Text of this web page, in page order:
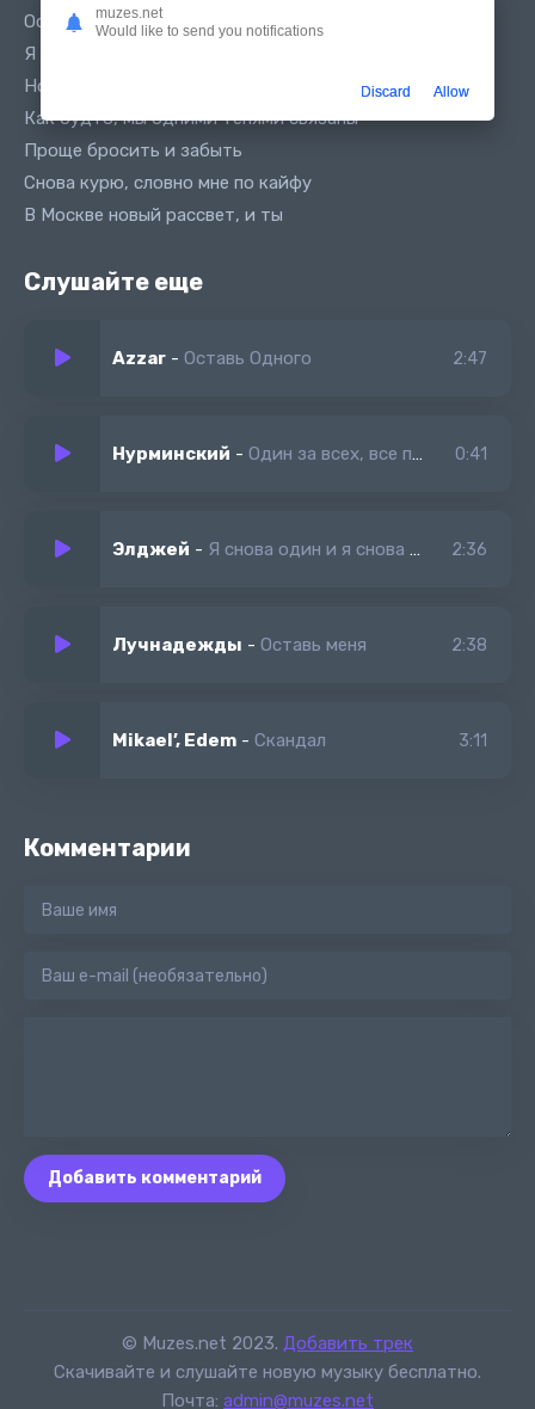
Оставь меня одного
Я хочу побыть один
Но мои демоны рвут изнутри
Как будто, мы одними тенями связаны
Проще бросить и забыть
Снова курю, словно мне по кайфу
В Москве новый рассвет, и ты
Слушайте еще
Azzar - Оставь Одного 2:47
Нурминский - Один за всех, все против одного 0:41
Элджей - Я снова один и я снова курю снова курю 2:36
Лучнадежды - Оставь меня 2:38
Mikael’, Edem - Скандал 3:11
Комментарии
Добавить комментарий
© Muzes.net 2023. Добавить трек
Скачивайте и слушайте новую музыку бесплатно.
Почта: admin@muzes.net
muzes.net
Would like to send you notifications
Discard Allow